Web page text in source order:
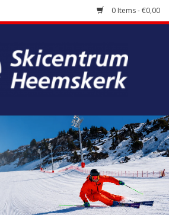
0 Items - €0,00